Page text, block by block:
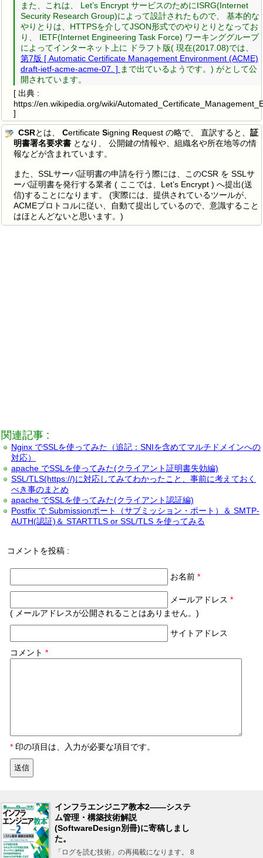
また、これは、 Let’s Encrypt サービスのためにISRG(Internet
Security Research Group)によって設計されたもので、 基本的な
やりとりは、HTTPSを介してJSON形式でのやりとりとなってお
り、 IETF(Internet Engineering Task Force) ワーキンググループ
によってインターネット上に ドラフト版( 現在(2017.08)では、
第7版 [ Automatic Certificate Management Environment (ACME)
draft-ietf-acme-acme-07. ] まで出ているようです。) がとして公
開されています。
[ 出典 :
https://en.wikipedia.org/wiki/
]
CSRとは、 Certificate Signing Request の略で、 直訳すると、 証
明書署名要求書 となり、 公開鍵の情報や、組織名や所在地等の情
報などが含まれています。
また、SSLサーバ証明書の申請を行う際には、このCSR を SSLサ
ーバ証明書を発行する業者 ( ここでは、Let’s Encrypt ) へ提出(送
信)することになります。 (実際には、提供されているツールが、
ACMEプロトコルに従い、自動て提出しているので、意識すること
はほとんどないと思います。)
関連記事 :
Nginx でSSLを使ってみた（追記：SNIを含めてマルチドメインへの
対応）
apache でSSLを使ってみた(クライアント証明書失効編)
SSL/TLS(https://)に対応してみてわかったこと、事前に考えておく
べき事のまとめ
apache でSSLを使ってみた(クライアント認証編)
Postfix で Submissionポート（サブミッション・ポート）＆ SMTP-
AUTH(認証)＆ STARTTLS or SSL/TLS を使ってみる
コメントを投稿 :
お名前*
メールアドレス*
( メールアドレスが公開されることはありません。)
サイトアドレス
コメント *
* 印の項目は、入力が必要な項目です。
インフラエンジニア教本2――システ
ム管理・構築技術解説
(SoftwareDesign別冊)に寄稿しまし
た。
「ログを読む技術」の再掲載になります。 8